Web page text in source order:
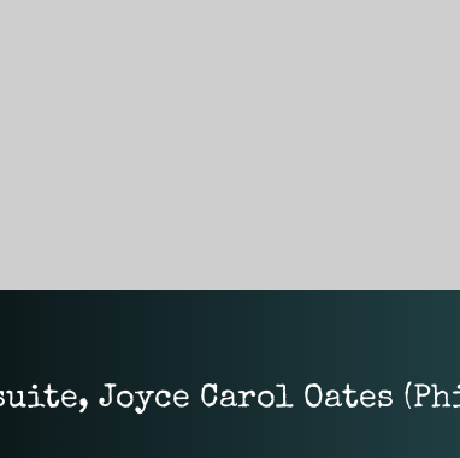
Joyce Carol Oates